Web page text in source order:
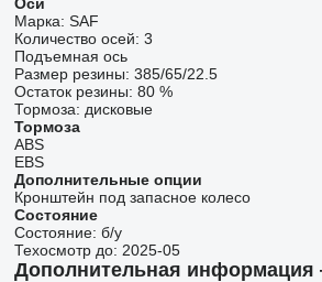
Марка: SAF
Количество осей: 3
Подъемная ось
Размер резины: 385/65/22.5
Остаток резины: 80 %
Тормоза: дисковые
Тормоза
ABS
EBS
Дополнительные опции
Кронштейн под запасное колесо
Состояние
Состояние: б/у
Техосмотр до: 2025-05
Дополнительная информация